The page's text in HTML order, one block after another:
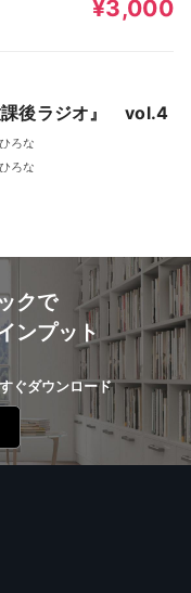
¥3,000
課後ラジオ』 vol.4
ろな
ろな
クで
ンプット
ぐダウンロード